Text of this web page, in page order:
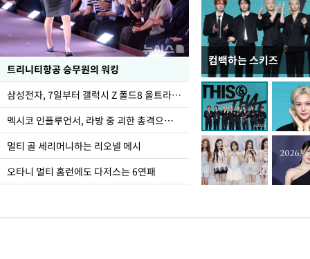
트리니티항공 승무원의 워킹
삼성전자, 7일부터 갤럭시 Z 폴드8 울트라·폴드8·플립8 출시
멕시코 인플루언서, 라방 중 괴한 총격으로 사망
멀티 골 세리머니하는 리오넬 메시
오타니 멀티 홈런에도 다저스는 6연패
컴백하는 스키즈
입추 하루 앞둔 전남
폭염